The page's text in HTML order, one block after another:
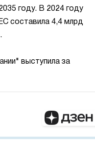
году. В 2024 году
составила 4,4 млрд
выступила за